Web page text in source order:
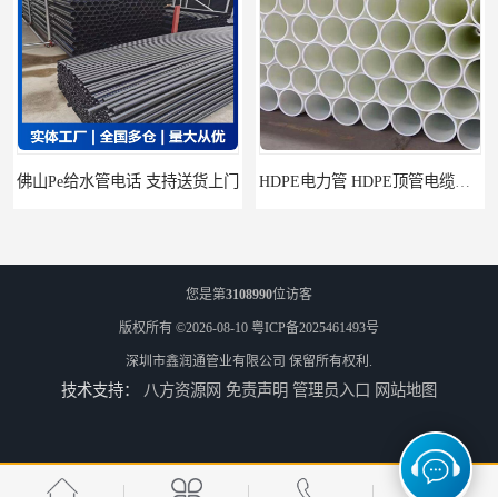
HDPE电力管 HDPE顶管电缆管保护套管
HDPE给水管 佛山Pe给水管电话 支持送货上门
您是第3108990位访客
版权所有 ©2026-08-10 粤ICP备2025461493号
深圳市鑫润通管业有限公司 保留所有权利.
技术支持： 八方资源网 免责声明 管理员入口 网站地图